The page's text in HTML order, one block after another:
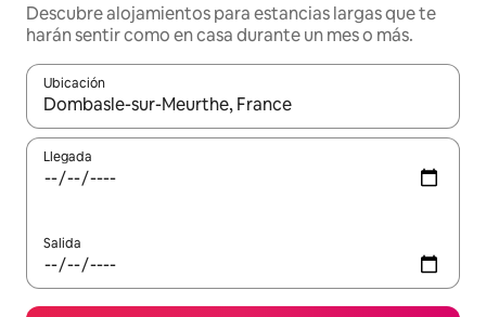
Descubre alojamientos para estancias largas que te
harán sentir como en casa durante un mes o más.
Ubicación
Cuando los resultados estén disponibles, podrás navegar
Llegada
Salida